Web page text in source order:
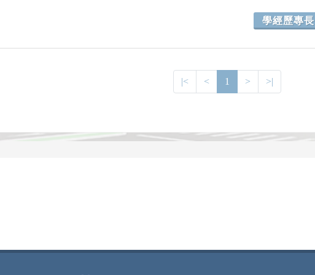
學經歷專長
|< < 1 > >|